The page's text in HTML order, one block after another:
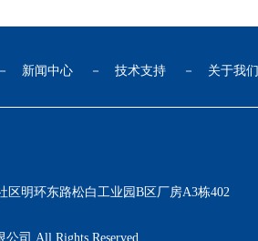
新闻中心 － 技术支持 － 关于我们
明环东路松白工业园B区厂房A3栋402
司 All Rights Reserved.